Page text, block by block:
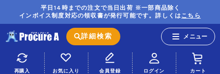
平日14時までの注文で当日出荷 ※一部商品除く
インボイス制度対応の領収書が発行可能です。詳しくはこちら
詳細検索
再購入 お気に入り 会員登録 ログイン カート